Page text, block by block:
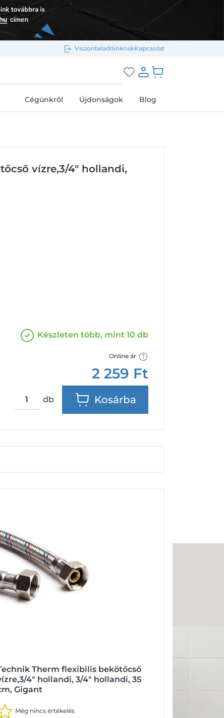
ViszonteladóinknakKapcsolat
Bejelentkezés e-mail-címmel
Cégünkről Újdonságok Blog
vízre,3/4" hollandi,
Készleten több, mint 10 db
Online ár
2 259 Ft
db Kosárba
Therm flexibilis bekötőcső
4" hollandi, 3/4" hollandi, 35
Gigant
Még nincs értékelés